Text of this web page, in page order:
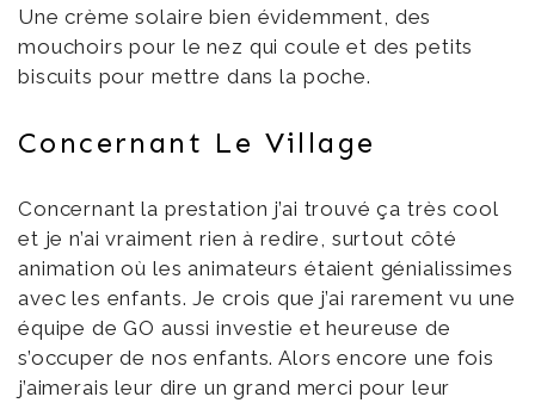
Une crème solaire bien évidemment, des
mouchoirs pour le nez qui coule et des petits
biscuits pour mettre dans la poche.
Concernant Le Village
Concernant la prestation j’ai trouvé ça très cool
et je n’ai vraiment rien à redire, surtout côté
animation où les animateurs étaient génialissimes
avec les enfants. Je crois que j’ai rarement vu une
équipe de GO aussi investie et heureuse de
s’occuper de nos enfants. Alors encore une fois
j’aimerais leur dire un grand merci pour leur